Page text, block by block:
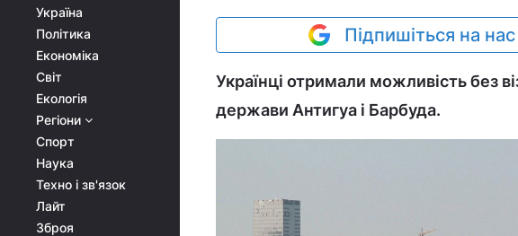
Україна
Політика
Економіка
Світ
Екологія
Регіони
Спорт
Наука
Техно і зв'язок
Лайт
Зброя
Підпишіться на
Українці отримали можливість без
держави Антигуа і Барбуда.